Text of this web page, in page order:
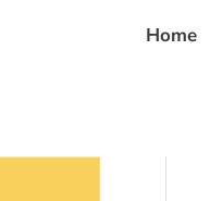
Home